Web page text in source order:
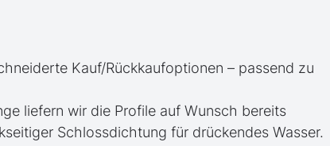
Kauf/Rückkaufoptionen – passend zu
liefern wir die Profile auf Wunsch bereits
Schlossdichtung für drückendes Wasser.